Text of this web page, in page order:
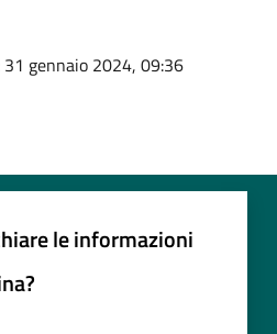
31 gennaio 2024, 09:36
le informazioni